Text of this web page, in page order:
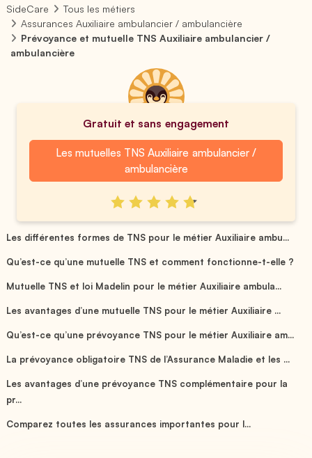
SideCare
Tous les métiers
Assurances Auxiliaire ambulancier / ambulancière
Prévoyance et mutuelle TNS Auxiliaire ambulancier /
ambulancière
Gratuit et sans engagement
Les mutuelles TNS Auxiliaire ambulancier /
ambulancière
Les différentes formes de TNS pour le métier Auxiliaire ambu...
Qu’est-ce qu’une mutuelle TNS et comment fonctionne-t-elle ?
Mutuelle TNS et loi Madelin pour le métier Auxiliaire ambula...
Les avantages d’une mutuelle TNS pour le métier Auxiliaire ...
Qu’est-ce qu’une prévoyance TNS pour le métier Auxiliaire am...
La prévoyance obligatoire TNS de l’Assurance Maladie et les ...
Les avantages d’une prévoyance TNS complémentaire pour la
pr...
Comparez toutes les assurances importantes pour l...